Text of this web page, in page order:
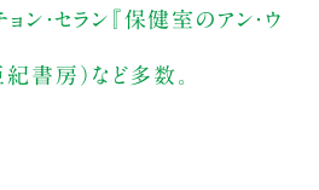
ョン・セラン『保健室のアン・ウ
紀書房）など多数。